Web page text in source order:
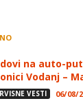
na auto-
Vodanj –
VESTI 06/08/